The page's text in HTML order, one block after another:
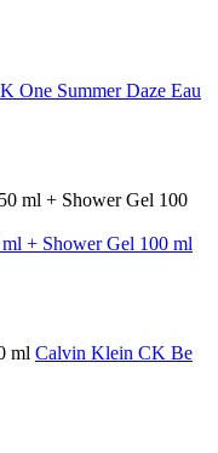
One Summer Daze Eau
+ Shower Gel 100 ml
Calvin Klein CK Be